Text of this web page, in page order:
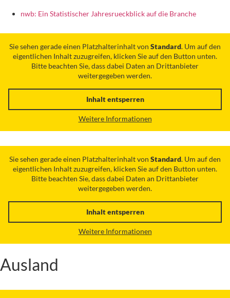
nwb: Ein Statistischer Jahresrueckblick auf die Branche
Sie sehen gerade einen Platzhalterinhalt von Standard. Um auf den
eigentlichen Inhalt zuzugreifen, klicken Sie auf den Button unten.
Bitte beachten Sie, dass dabei Daten an Drittanbieter
weitergegeben werden.
Inhalt entsperren
Weitere Informationen
Sie sehen gerade einen Platzhalterinhalt von Standard. Um auf den
eigentlichen Inhalt zuzugreifen, klicken Sie auf den Button unten.
Bitte beachten Sie, dass dabei Daten an Drittanbieter
weitergegeben werden.
Inhalt entsperren
Weitere Informationen
Ausland